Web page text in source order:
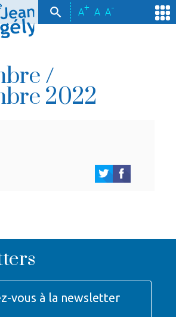
A+ A A-
/
2022
vous à la newsletter